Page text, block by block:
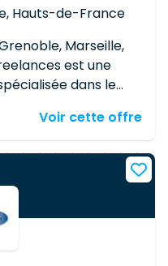
Hauts-de-France
Marseille,
est une
dans le
Freelances a su
dans l'IT et ses
proximité.
un Développeur
la Direction
Voir cette offre